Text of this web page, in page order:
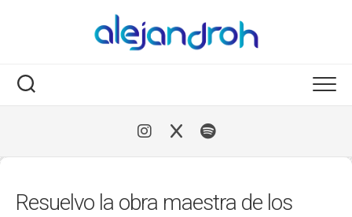
Resuelvo la obra maestra de los